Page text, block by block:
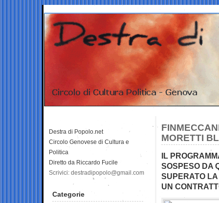
MORETTI
IL
SOSPESO DA
SUPERATO LA
UN
Destra di Popolo.net
Circolo Genovese di Cultura e
Politica
Diretto da Riccardo Fucile
Scrivici: destradipopolo@gmail.com
Categorie